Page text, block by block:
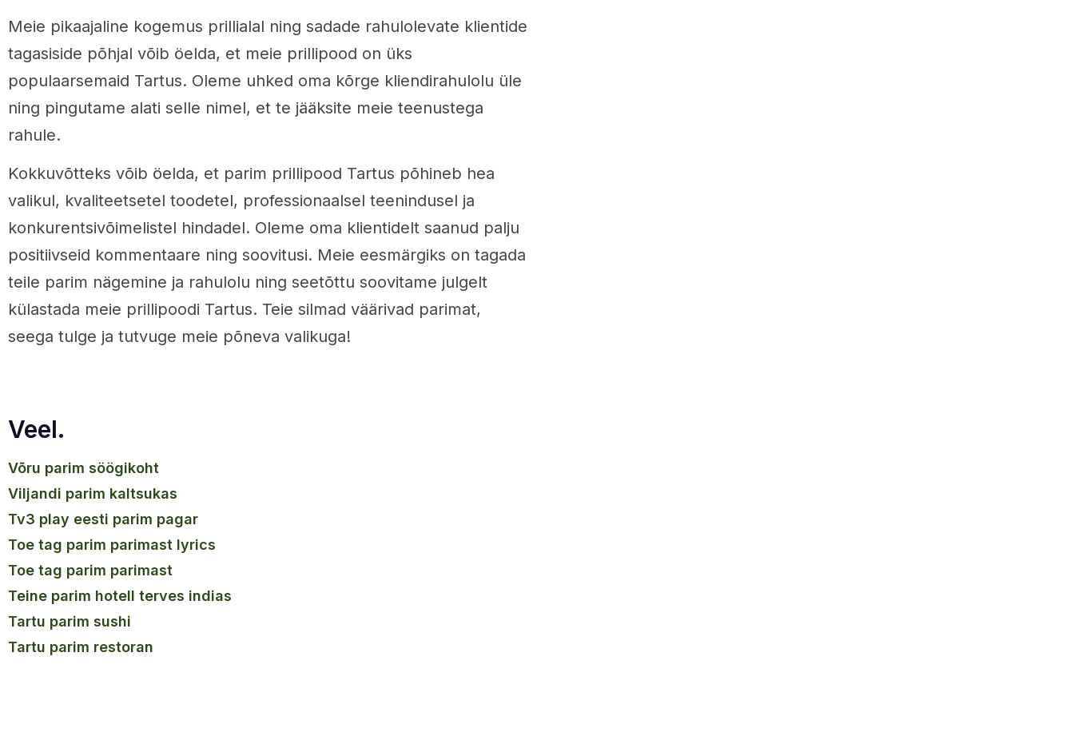
Meie pikaajaline kogemus prillialal ning sadade rahulolevate klientide
tagasiside põhjal võib öelda, et meie prillipood on üks
populaarsemaid Tartus. Oleme uhked oma kõrge kliendirahulolu üle
ning pingutame alati selle nimel, et te jääksite meie teenustega
rahule.
Kokkuvõtteks võib öelda, et parim prillipood Tartus põhineb hea
valikul, kvaliteetsetel toodetel, professionaalsel teenindusel ja
konkurentsivõimelistel hindadel. Oleme oma klientidelt saanud palju
positiivseid kommentaare ning soovitusi. Meie eesmärgiks on tagada
teile parim nägemine ja rahulolu ning seetõttu soovitame julgelt
külastada meie prillipoodi Tartus. Teie silmad väärivad parimat,
seega tulge ja tutvuge meie põneva valikuga!
Veel.
võru parim söögikoht
viljandi parim kaltsukas
tv3 play eesti parim pagar
toe tag parim parimast lyrics
toe tag parim parimast
teine parim hotell terves indias
tartu parim sushi
tartu parim restoran